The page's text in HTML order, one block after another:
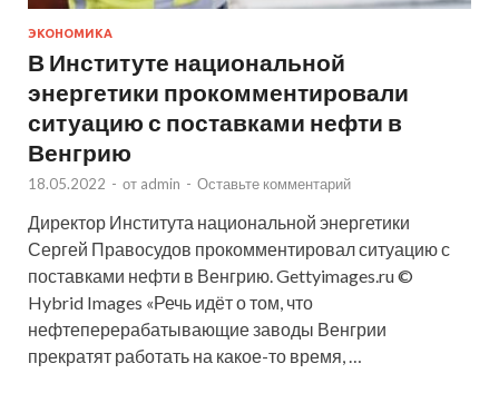
ЭКОНОМИКА
В Институте национальной
энергетики прокомментировали
ситуацию с поставками нефти в
Венгрию
18.05.2022 - от admin - Оставьте комментарий
Директор Института национальной энергетики
Сергей Правосудов прокомментировал ситуацию с
поставками нефти в Венгрию. Gettyimages.ru ©
Hybrid Images «Речь идёт о том, что
нефтеперерабатывающие заводы Венгрии
прекратят работать на какое-то время, …